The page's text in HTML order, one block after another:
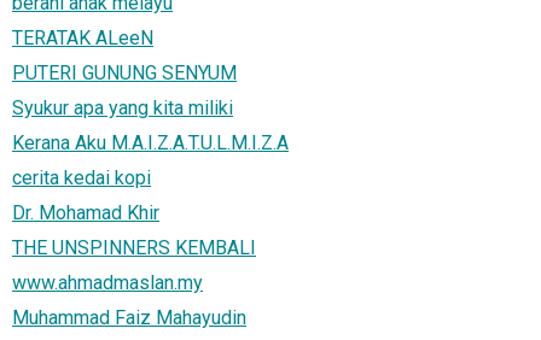
TERATAK ALeeN
PUTERI GUNUNG SENYUM
Syukur apa yang kita miliki
Kerana Aku M.A.I.Z.A.T.U.L.M.I.Z.A
cerita kedai kopi
Dr. Mohamad Khir
THE UNSPINNERS KEMBALI
www.ahmadmaslan.my
Muhammad Faiz Mahayudin